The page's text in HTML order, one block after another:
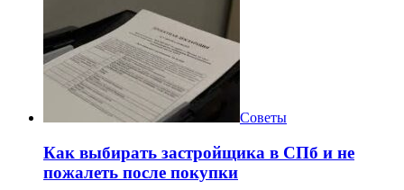
Советы
Как выбирать застройщика в СПб и не
пожалеть после покупки